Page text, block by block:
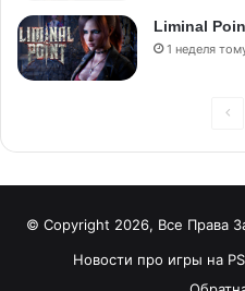
Liminal
1 неделя
© Copyright 2026, Все Права
Новости про игры на